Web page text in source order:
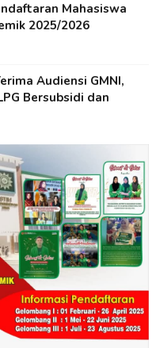
Mahasiswa
2025/2026
Audiensi GMNI,
Bersubsidi dan